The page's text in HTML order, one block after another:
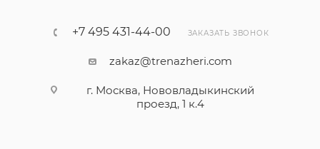
+7 495 431-44-00 ЗАКАЗАТЬ ЗВОНОК
zakaz@trenazheri.com
г. Москва, Нововладыкинский
проезд, 1 к.4